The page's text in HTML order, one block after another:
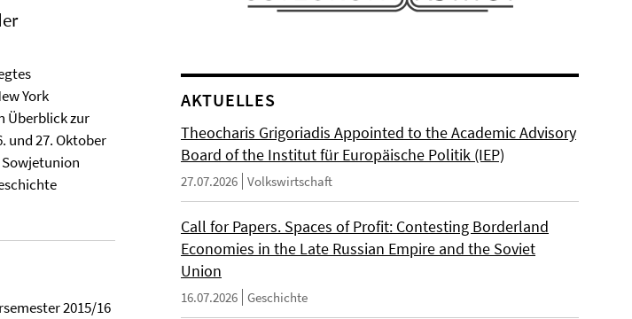
York
Überblick zur
und 27. Oktober
2015/16
AKTUELLES
Theocharis Grigoriadis Appointed to the Academic Advisory
Board of the Institut für Europäische Politik (IEP)
27.07.2026 Volkswirtschaft
Call for Papers. Spaces of Profit: Contesting Borderland
Economies in the Late Russian Empire and the Soviet
Union
16.07.2026 Geschichte